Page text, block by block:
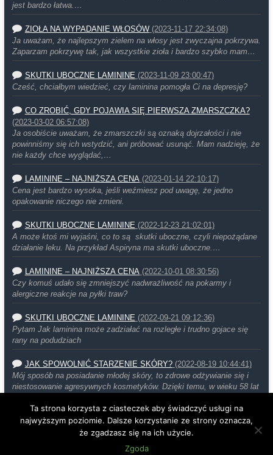
jest bardzo łatwa.…
ZIOŁA NA WYPADANIE WŁOSÓW (2023-11-17 22:34:08)
Ja uważam, że najlepszym zielem na włosy jest zwyczajna pokrzywa.
Zaparzam pokrzywę tak, jak wszystkie zioła i bardzo szybko mam…
SKUTKI UBOCZNE LAMININE (2023-11-09 23:00:47)
Cześć, chciałbym wiedzieć, czy laminina pomogła Ci na depresję?
CO ZROBIĆ, GDY POJAWIA SIĘ PIERWSZA ZMARSZCZKA?
(2023-03-02 06:57:08)
Ja osobiście uważam, że zmarszczki są oznaką dojrzałości i nie
powinniśmy się ich wstydzić, ani próbować usunąć. Mam nadzieję, że
nie każdy chce wyglądać,…
LAMININE – NAJNIŻSZA CENA (2023-01-14 22:10:17)
Cena jest bardzo wysoka, jeśli weźmiesz pod uwagę, że jedno
opakowanie niczego nie zmieni.
SKUTKI UBOCZNE LAMININE (2022-12-23 21:02:01)
A może ktoś mi wyjaśni, co to są skutki uboczne, czyli niepożądane
działanie leku. Na przykład Aspiryna ma skutki uboczne.…
LAMININE – NAJNIŻSZA CENA (2022-10-01 08:30:56)
Czy komuś udało się zmniejszyć nadwrażliwość na pokarmy i
alergiczne reakcje na pyłki traw?
SKUTKI UBOCZNE LAMININE (2022-09-21 09:12:36)
Pytam Jak laminina może zadziałać na rozległe i trudno gojace się
rany na podudziach
JAK SPOWOLNIĆ STARZENIE SKÓRY? (2022-08-19 10:44:41)
Mój sposób na posiadanie młodej skóry, to zdrowe odżywianie się i
niestosowanie agresywnych kosmetyków. Dzięki temu, w wieku 58 lat
Ta strona korzysta z ciasteczek aby świadczyć usługi na
najwyższym poziomie. Dalsze korzystanie ze strony oznacza,
że zgadzasz się na ich użycie.
Zgoda